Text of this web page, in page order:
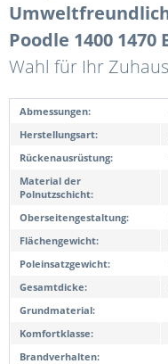
Poodle 1400 1470
Wahl für Ihr
Abmessungen:
Herstellungsart:
Rückenausrüstung:
Material der
Polnutzschicht:
Oberseitengestaltung:
Flächengewicht:
Poleinsatzgewicht:
Gesamtdicke:
Grundmaterial:
Komfortklasse:
Brandverhalten: